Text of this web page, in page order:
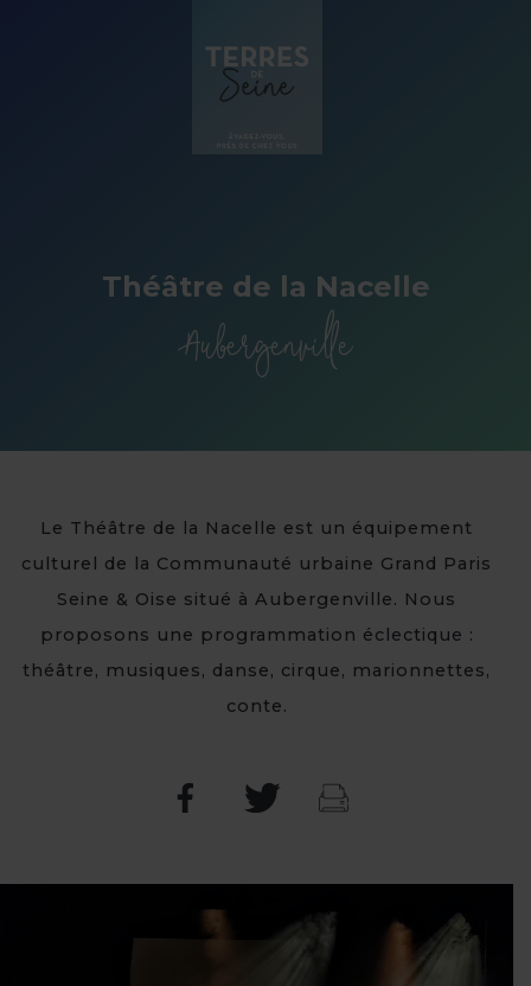
Théâtre de la Nacelle
Aubergenville
Le Théâtre de la Nacelle est un équipement
culturel de la Communauté urbaine Grand Paris
Seine & Oise situé à Aubergenville. Nous
proposons une programmation éclectique :
théâtre, musiques, danse, cirque, marionnettes,
conte.